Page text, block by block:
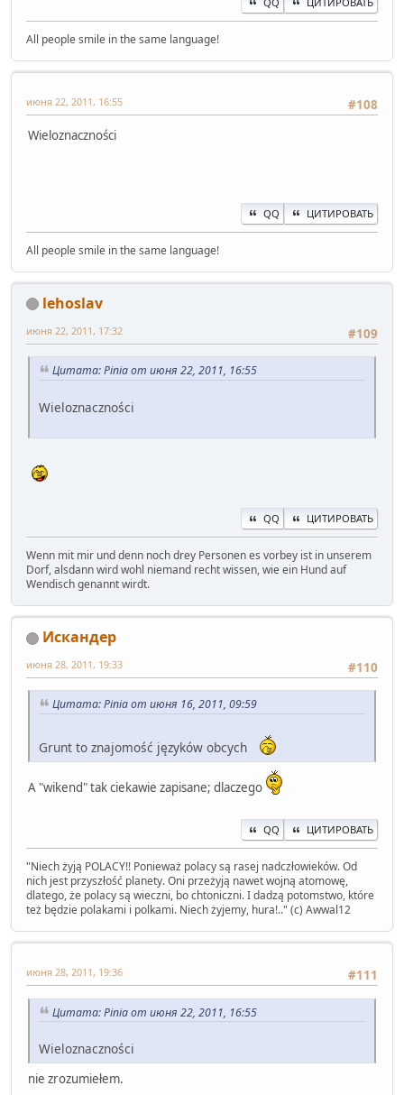
All people smile in the same language!
#108
июня 22, 2011, 16:55
Wieloznaczności
QQ ЦИТИРОВАТЬ
All people smile in the same language!
lehoslav
#109
июня 22, 2011, 17:32
Цитата: Pinia от июня 22, 2011, 16:55
Wieloznaczności
QQ ЦИТИРОВАТЬ
Wenn mit mir und denn noch drey Personen es vorbey ist in unserem
Dorf, alsdann wird wohl niemand recht wissen, wie ein Hund auf
Wendisch genannt wirdt.
Искандер
#110
июня 28, 2011, 19:33
Цитата: Pinia от июня 16, 2011, 09:59
Grunt to znajomość języków obcych
А "wikend" tak ciekawie zapisane; dlaczego
QQ ЦИТИРОВАТЬ
" Niech żyją POLACY!! Ponieważ polacy są rasej nadczłowieków. Od
nich jest przyszłość planety. Oni przeżyją nawet wojną atomowę,
dlatego, że polacy są wieczni, bo chtoniczni. I dadzą potomstwo, które
też będzie polakami i polkami. Niech żyjemy, hura!.." (c) Awwal12
#111
июня 28, 2011, 19:36
Цитата: Pinia от июня 22, 2011, 16:55
Wieloznaczności
nie zrozumiełem.